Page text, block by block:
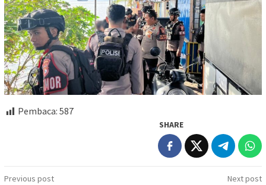
Pembaca: 587
SHARE
Post
Previous post Next post